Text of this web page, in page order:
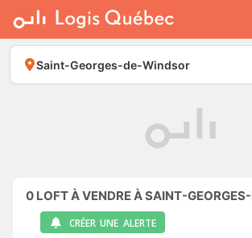
À LOUER
À VENDRE
PLACER UNE ANNONCE
Saint-Georges-de-Windsor
0 LOFT À VENDRE À SAINT-
CRÉER UNE ALERTE